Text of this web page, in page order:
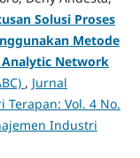
Solusi Proses
Metode
Analytic Network
, Jurnal
Vol. 4 No.
Industri